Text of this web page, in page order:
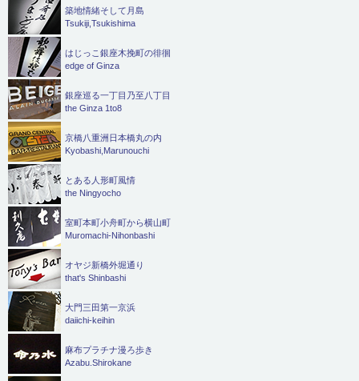
築地情緒そして月島
Tsukiji,Tsukishima
はじっこ銀座木挽町の徘徊
edge of Ginza
銀座巡る一丁目乃至八丁目
the Ginza 1to8
京橋八重洲日本橋丸の内
Kyobashi,Marunouchi
とある人形町風情
the Ningyocho
室町本町小舟町から横山町
Muromachi-Nihonbashi
オヤジ新橋外堀通り
that's Shinbashi
大門三田第一京浜
daiichi-keihin
麻布プラチナ漫ろ歩き
Azabu.Shirokane